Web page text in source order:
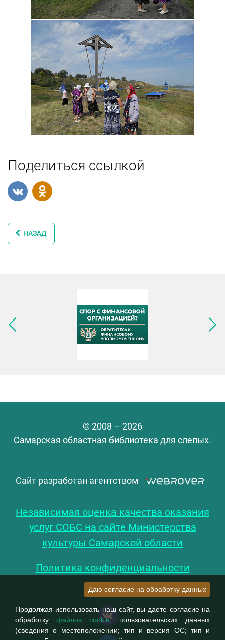
Поделиться ссылкой
НАЗАД
Следующее изображение
© 2008 – 2026
Самарская областная библиотека для слепых.
Сайт разработан агентством
Независимая оценка качества оказания
услуг СОБС на сайте Министерства
культуры Самарской области
Политика конфиденциальности
Даю согласие на обработку данных
Продолжая использовать наш сайт, вы даете согласие на
обработку файлов cookie, пользовательских данных
(сведения о местоположении; тип и версия ОС; тип и